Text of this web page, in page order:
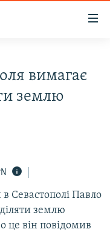
вимагає
землю
Севастополі Павло
землю
він повідомив